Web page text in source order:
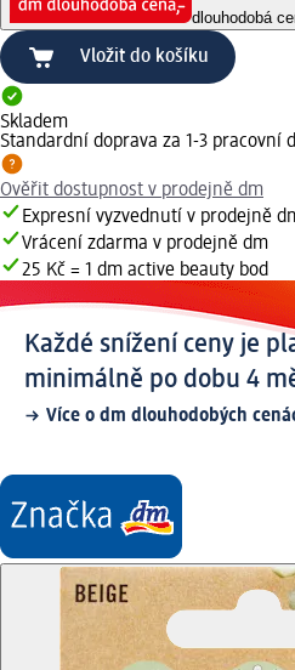
dlouhodobá
Vložit do košíku
Skladem
Standardní doprava za 1-3 pracovní
Ověřit dostupnost v prodejně dm
Expresní vyzvednutí v prodejně
Vrácení zdarma v prodejně dm
25 Kč = 1 dm active beauty bod
Každé snížení ceny je
minimálně po dobu 4
Více o dm dlouhodobých